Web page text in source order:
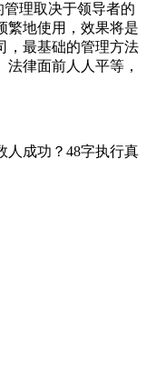
管理取决于领导者的
繁地使用，效果将是
，最基础的管理方法
律面前人人平等，